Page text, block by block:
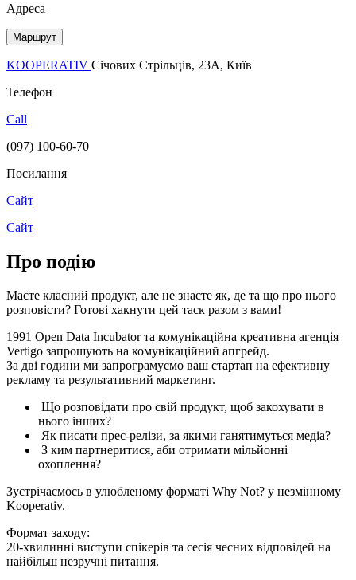
Адреса
Маршрут
KOOPERATIV Січових Стрільців, 23A, Київ
Телефон
Call
(097) 100-60-70
Посилання
Сайт
Сайт
Про подію
Маєте класний продукт, але не знаєте як, де та що про нього
розповісти? Готові хакнути цей таск разом з вами!
1991 Open Data Incubator та комунікаційна креативна агенція
Vertigo запрошують на комунікаційний апгрейд.
За дві години ми запрограмуємо ваш стартап на ефективну
рекламу та результативний маркетинг.
Що розповідати про свій продукт, щоб закохувати в
нього інших?
Як писати прес-релізи, за якими ганятимуться медіа?
З ким партнеритися, аби отримати мільйонні
охоплення?
Зустрічаємось в улюбленому форматі Why Not? у незмінному
Kooperativ.
Формат заходу:
20-хвилинні виступи спікерів та сесія чесних відповідей на
найбільш незручні питання.